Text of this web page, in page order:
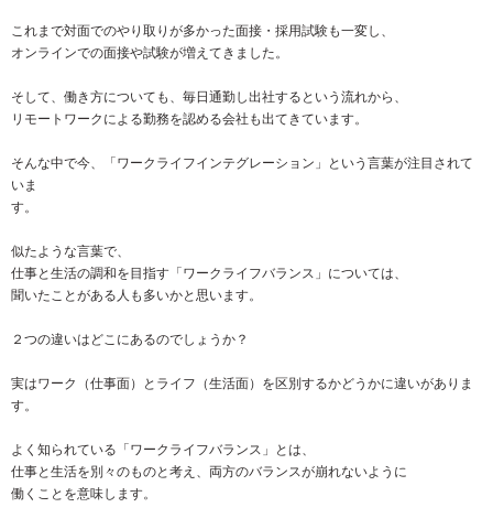
これまで対面でのやり取りが多かった面接・採用試験も一変し、
オンラインでの面接や試験が増えてきました。
そして、働き方についても、毎日通勤し出社するという流れから、
リモートワークによる勤務を認める会社も出てきています。
そんな中で今、「ワークライフインテグレーション」という言葉が注目されて
いま
す。
似たような言葉で、
仕事と生活の調和を目指す「ワークライフバランス」については、
聞いたことがある人も多いかと思います。
２つの違いはどこにあるのでしょうか？
実はワーク（仕事面）とライフ（生活面）を区別するかどうかに違いがありま
す。
よく知られている「ワークライフバランス」とは、
仕事と生活を別々のものと考え、両方のバランスが崩れないように
働くことを意味します。